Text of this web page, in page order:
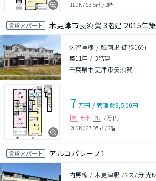
1LDK/53.6㎡ /2階
賃貸アパート 木更津市長須賀 3階建 2015年築
久留里線 / 祇園駅 徒歩16分
築11年 / 3階建
千葉県木更津市長須賀
7 万円 /管理費3,500円
敷 無料 礼 7万円
2LDK/67.05㎡ / 2階
賃貸アパート アルコパレーノ1
内房線 / 木更津駅 バス7分 光